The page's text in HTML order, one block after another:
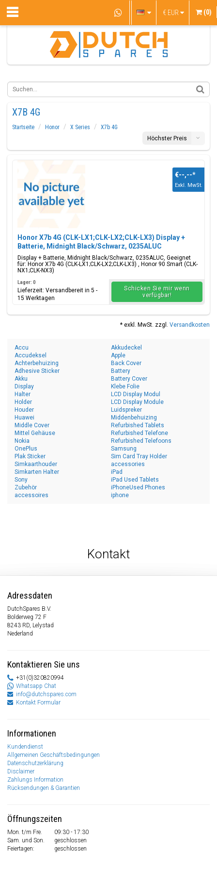
€ EUR (0)
X7B 4G
Startseite Honor X Series
X7b 4G
Höchster Preis
Honor X7b 4G (CLK-LX1;CLK-LX2;CLK-LX3) Display +
Batterie, Midnight Black/Schwarz, 0235ALUC
Display + Batterie, Midnight Black/Schwarz, 0235ALUC, Geeignet
für: Honor X7b 4G (CLK-LX1;CLK-LX2;CLK-LX3) , Honor 90 Smart (CLK-
NX1;CLK-NX3)
€--,--*
Exkl. MwSt.
Lager: 0
Lieferzeit: Versandbereit in 5 -
15 Werktagen
Schicken Sie mir wenn
verfügbar!
* exkl. MwSt. zzgl. Versandkosten
Accu
Accudeksel
Achterbehuizing
Adhesive Sticker
Akku
Akkudeckel
Apple
Back Cover
Battery
Battery Cover
Display
Halter
Holder
Houder
Huawei
Klebe Folie
LCD Display Modul
LCD Display Module
Luidspreker
Middenbehuizing
Middle Cover
Mittel Gehäuse
Nokia
OnePlus
Plak Sticker
Refurbished Tablets
Refurbished Telefone
Refurbished Telefoons
Samsung
Sim Card Tray Holder
Simkaarthouder
Simkarten Halter
Sony
Zubehör
accessoires
accessories
iPad
iPad Used Tablets
iPhoneUsed Phones
iphone
Kontakt
Adressdaten
DutchSpares B.V.
Bolderweg 72 F
8243 RD, Lelystad
Nederland
Kontaktieren Sie uns
+31(0)320820994
Whatsapp Chat
info@dutchspares.com
Kontakt Formular
Informationen
Kundendienst
Allgemeinen Geschäftsbedingungen
Datenschutzerklärung
Disclaimer
Zahlungs Information
Rücksendungen & Garantien
Öffnungszeiten
Mon. t/m Fre.
09:30 - 17:30
Sam. und Son.
geschlossen
Feiertagen:
geschlossen